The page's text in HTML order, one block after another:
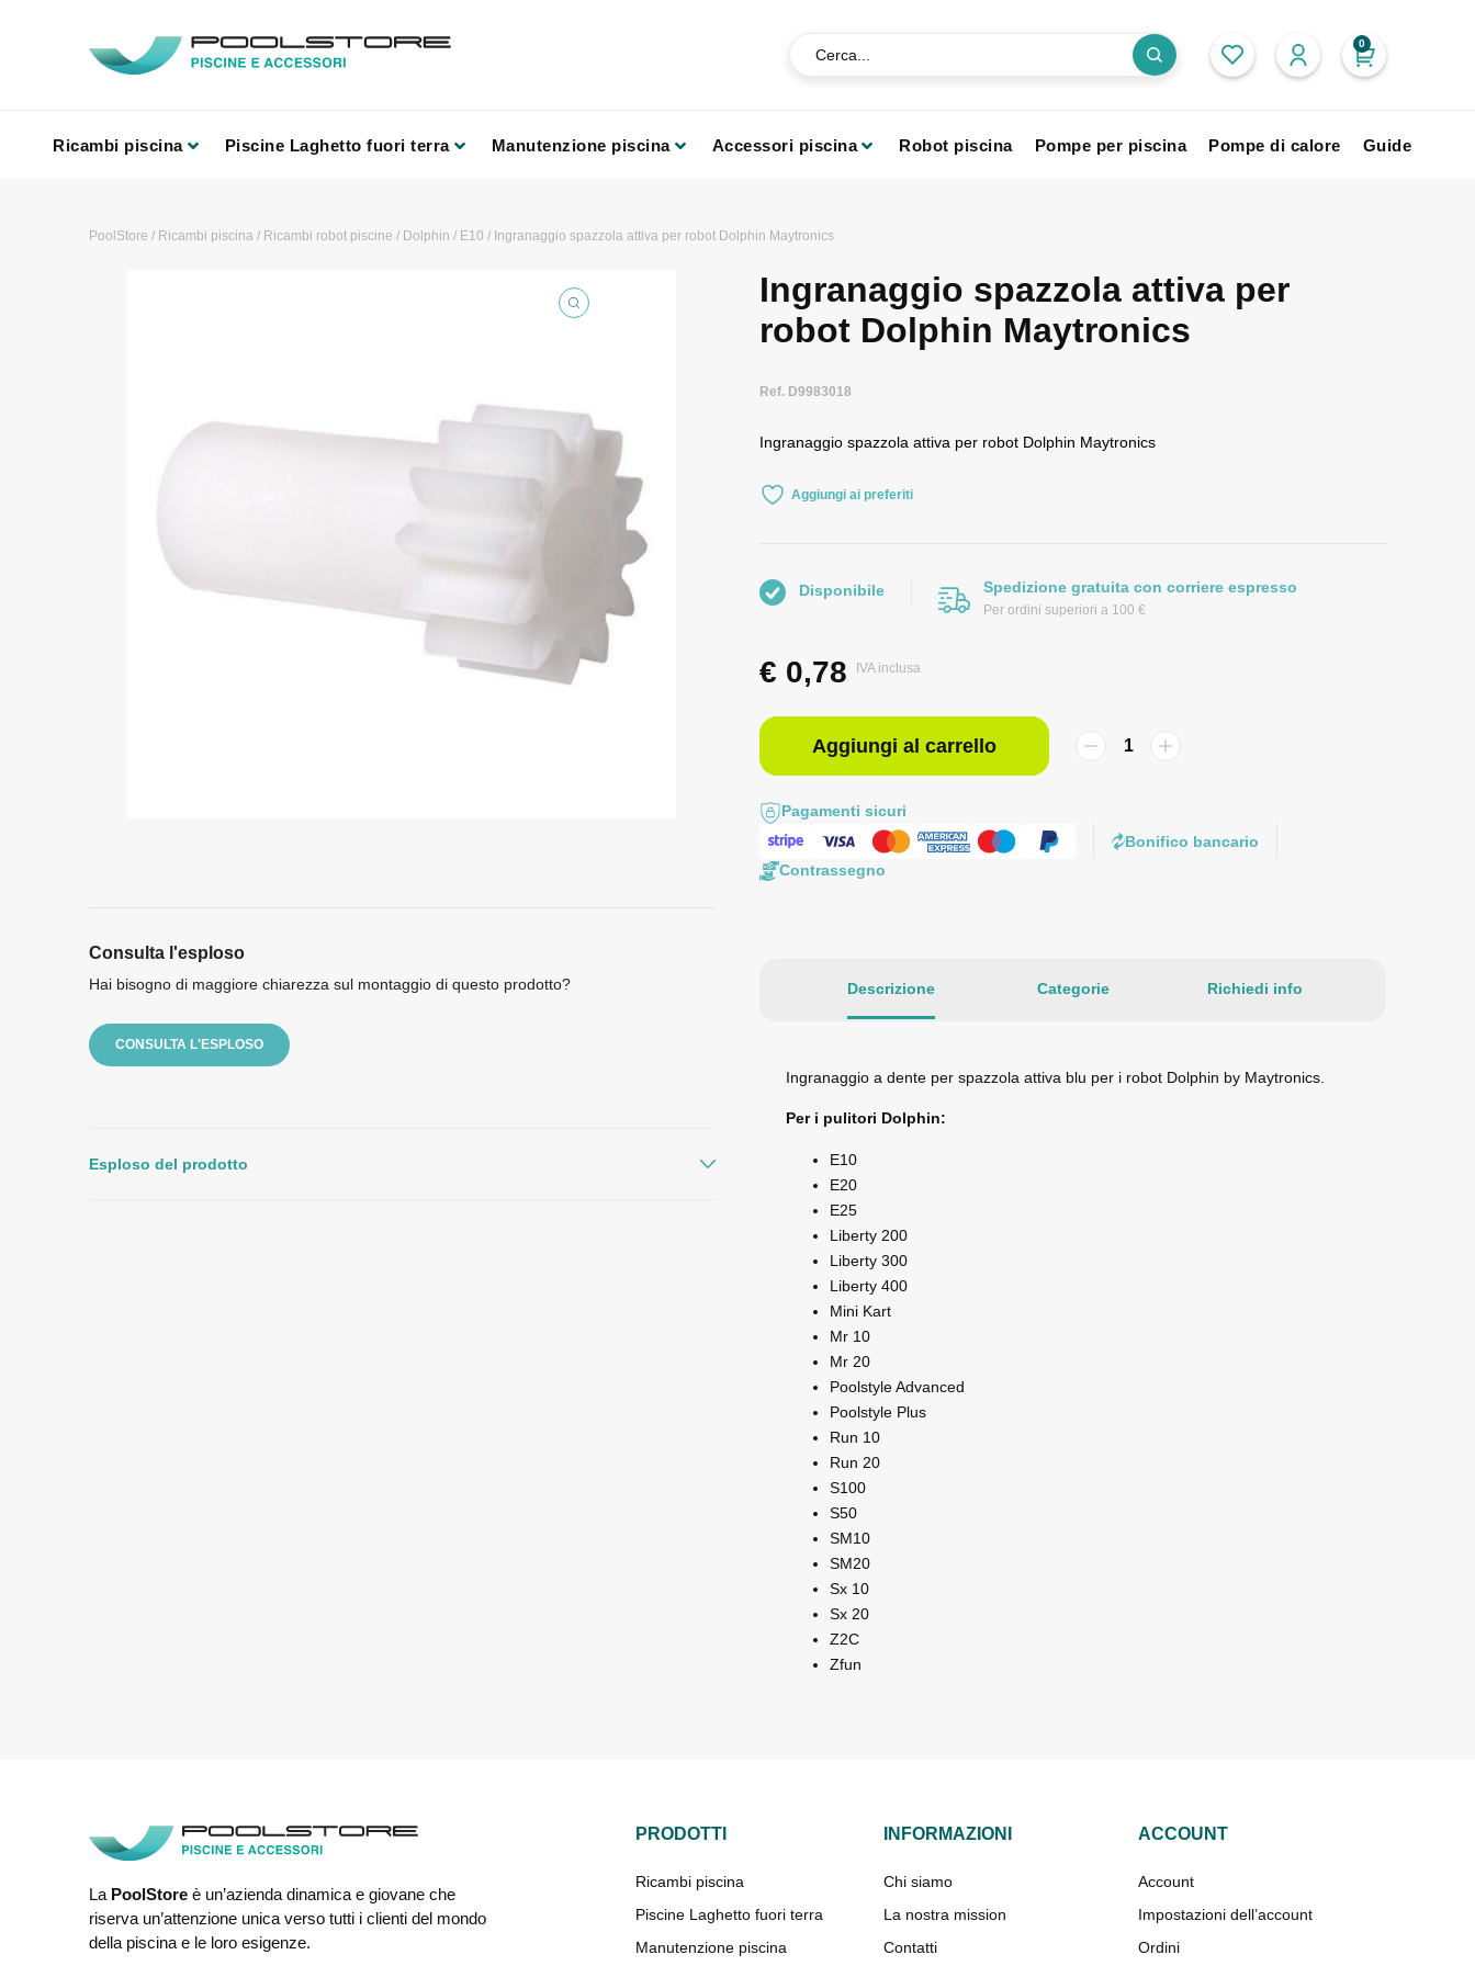
0
Ricambi piscina Piscine Laghetto fuori terra Manutenzione piscina Accessori piscina Robot piscina Pompe per piscina Pompe di calore Guide
PoolStore / Ricambi piscina/ Ricambi robot piscine / Dolphin / E10 / Ingranaggio spazzola attiva per robot Dolphin Maytronics
Consulta l'esploso
Hai bisogno di maggiore chiarezza sul montaggio di questo prodotto?
CONSULTA L'ESPLOSO
Esploso del prodotto
Ingranaggio spazzola attiva per
robot Dolphin Maytronics
Ref. D9983018
Ingranaggio spazzola attiva per robot Dolphin Maytronics
Aggiungi ai preferiti
Disponibile Spedizione gratuita con corriere espresso
Per ordini superiori a 100 €
€ 0,78 IVA inclusa
Aggiungi al carrello
Pagamenti sicuri
Bonifico bancario
Contrassegno
Descrizione Categorie Richiedi info
Ingranaggio a dente per spazzola attiva blu per i robot Dolphin by Maytronics.
Per i pulitori Dolphin:
E10
E20
E25
Liberty 200
Liberty 300
Liberty 400
Mini Kart
Mr 10
Mr 20
Poolstyle Advanced
Poolstyle Plus
Run 10
Run 20
S100
S50
SM10
SM20
Sx 10
Sx 20
Z2C
Zfun
La PoolStoreè un’azienda dinamica e giovane che
riserva un’attenzione unica verso tutti i clienti del mondo
della piscina e le loro esigenze.
PRODOTTI
Ricambi piscina
Piscine Laghetto fuori terra
Manutenzione piscina
INFORMAZIONI
Chi siamo
La nostra mission
Contatti
ACCOUNT
Account
Impostazioni dell’account
Ordini